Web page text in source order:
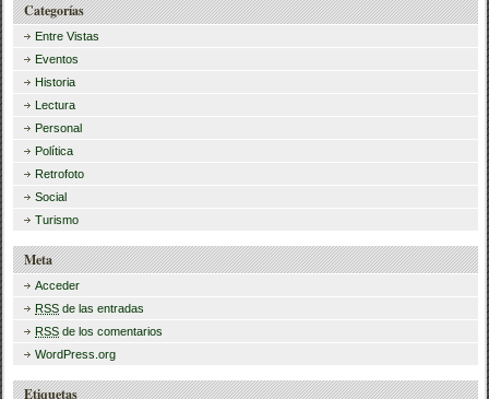
Categorías
Entre Vistas
Eventos
Historia
Lectura
Personal
Política
Retrofoto
Social
Turismo
Meta
Acceder
RSS de las entradas
RSS de los comentarios
WordPress.org
Etiquetas